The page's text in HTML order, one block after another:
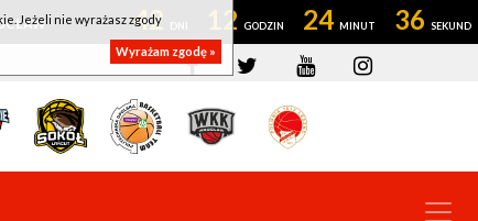
42 12 24 36
Jeżeli nie wyrażasz zgody
Wyrażam zgodę »